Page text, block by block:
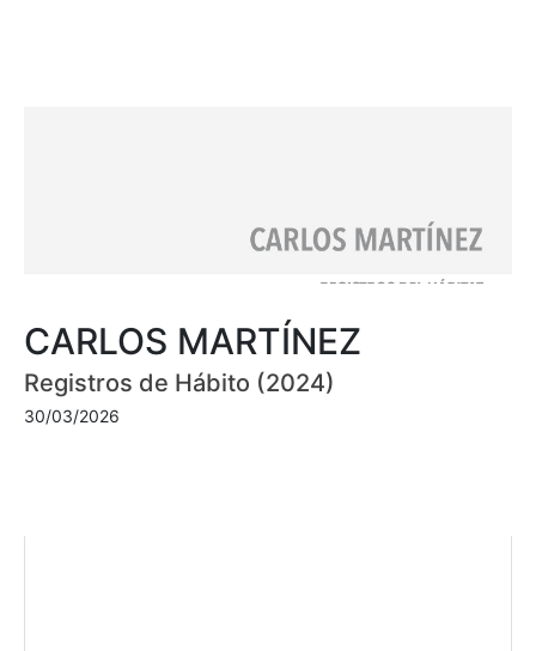
CARLOS MARTÍNEZ
Registros de Hábito (2024)
30/03/2026